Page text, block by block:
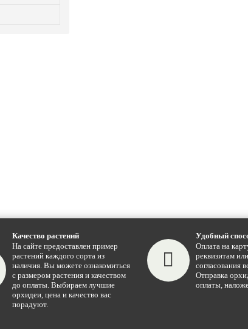
Качество растений
На сайте предоставлен пример
растений каждого сорта из
наличия. Вы можете ознакомиться
с размером растения и качеством
до оплаты. Выбираем лучшие
орхидеи, цена и качество вас
порадуют.
Удобный
Оплата на
реквизитам
согласования
Отправка
оплаты,